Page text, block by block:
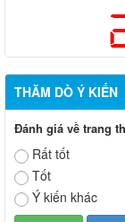
THĂM DÒ Ý KIẾN
Đánh giá về trang
Rất tốt
Tốt
Ý kiến khác